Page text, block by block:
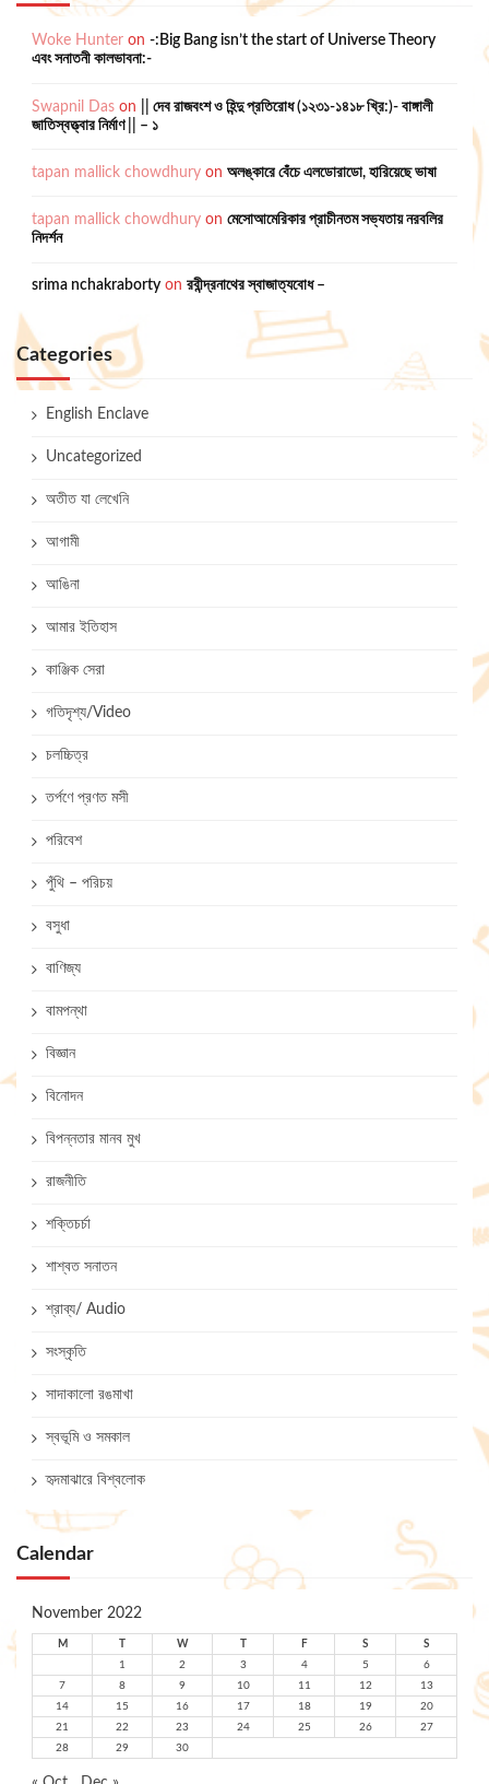
Woke Hunter on -:Big Bang isn’t the start of Universe Theory
এবং সনাতনী কালভাবনা:-
Swapnil Das on
|| দেব রাজবংশ ও হিন্দু প্রতিরোধ (১২৩১-১৪১৮ খ্রি:)- বাঙ্গালী
জাতিস্বত্ত্বার নির্মাণ || – ১
tapan mallick chowdhury on অলঙ্কারে বেঁচে এলডোরাডো, হারিয়েছে ভাষা
tapan mallick chowdhury on মেসোআমেরিকার প্রাচীনতম সভ্যতায় নরবলির
নিদর্শন
srima nchakraborty on রবীন্দ্রনাথের স্বাজাত্যবোধ –
Categories
English Enclave
Uncategorized
অতীত যা লেখেনি
আগামী
আঙিনা
আমার ইতিহাস
কাঞ্জিক সেরা
গতিদৃশ্য/Video
চলচ্চিত্র
তর্পণে প্রণত মসী
পরিবেশ
পুঁথি – পরিচয়
বসুধা
বাণিজ্য
বামপন্থা
বিজ্ঞান
বিনোদন
বিপন্নতার মানব মুখ
রাজনীতি
শক্তিচর্চা
শাশ্বত সনাতন
শ্রাব্য/ Audio
সংস্কৃতি
সাদাকালো রঙমাখা
স্বভূমি ও সমকাল
হৃদমাঝারে বিশ্বলোক
Calendar
November 2022
M W F S
S
1
2 3 4 5
6
7
8 9 10 11 12
13
14
15 16 17 18 19
20
21
22 23 24 25 26
27
28
29 30